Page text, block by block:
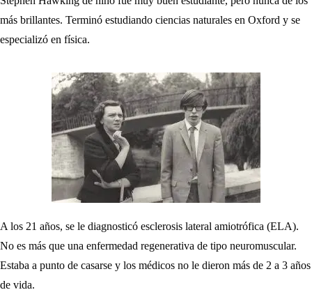
más brillantes. Terminó estudiando ciencias naturales en Oxford y se
especializó en física.
A los 21 años, se le diagnosticó esclerosis lateral amiotrófica (ELA).
No es más que una enfermedad regenerativa de tipo neuromuscular.
Estaba a punto de casarse y los médicos no le dieron más de 2 a 3 años
de vida.